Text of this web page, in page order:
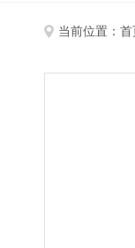
当前位置： 首